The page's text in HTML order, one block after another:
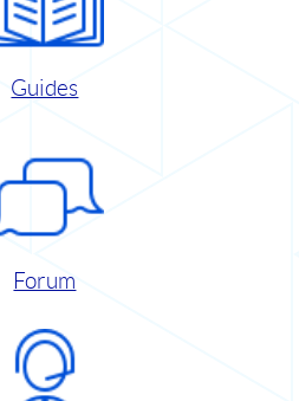
Guides
Forum